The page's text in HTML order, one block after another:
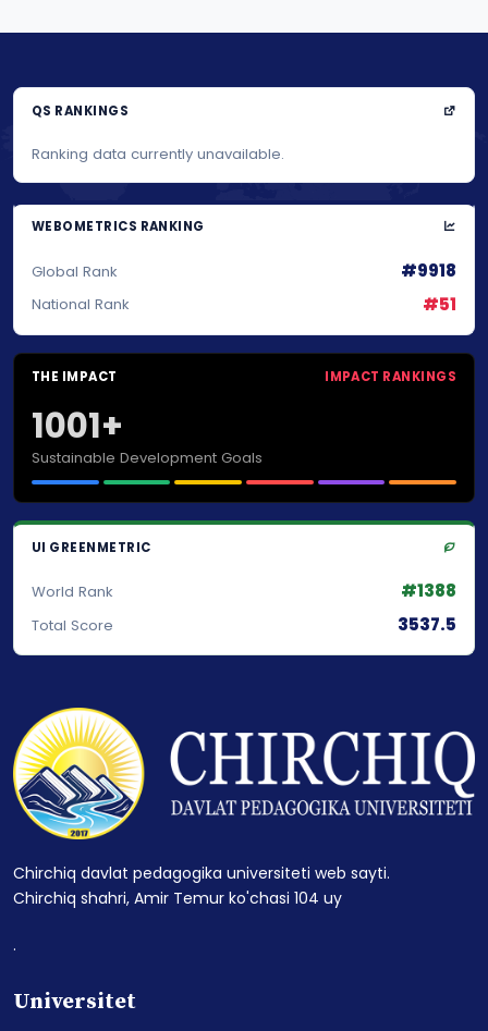
QS RANKINGS
Ranking data currently unavailable.
WEBOMETRICS RANKING
Global Rank #9918
National Rank #51
THE IMPACT IMPACT RANKINGS
1001+
Sustainable Development Goals
UI GREENMETRIC
World Rank #1388
Total Score 3537.5
Chirchiq davlat pedagogika universiteti web sayti.
Chirchiq shahri, Amir Temur ko'chasi 104 uy
.
Universitet